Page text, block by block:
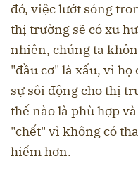
đó, việc lướt sóng
thị trường sẽ có xu
nhiên, chúng ta
"đầu cơ" là xấu, vì
sự sôi động cho thị
thế nào là phù hợp
"chết" vì không có
hiểm hơn.